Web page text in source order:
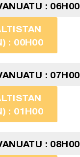
: 06H00
: 00H00
: 07H00
: 01H00
: 08H00